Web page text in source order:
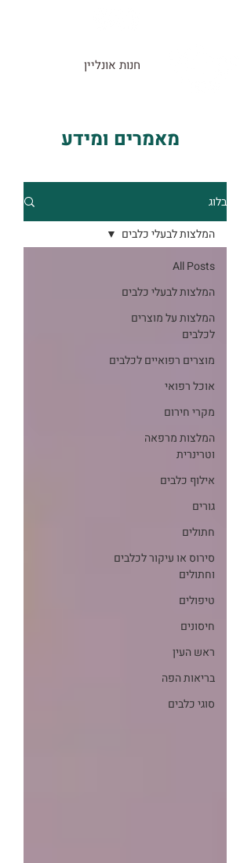
חנות אונליין
מאמרים ומידע
בלוג
All Posts
המלצות לבעלי כלבים
המלצות על מוצרים
לכלבים
מוצרים רפואיים לכלבים
אוכל רפואי
מקרי חירום
המלצות מרפאה
וטרינרית
אילוף כלבים
גורים
חתולים
סירוס או עיקור לכלבים
וחתולים
טיפולים
חיסונים
ראש העין
בריאות הפה
סוגי כלבים
המלצות לבעלי כלבים